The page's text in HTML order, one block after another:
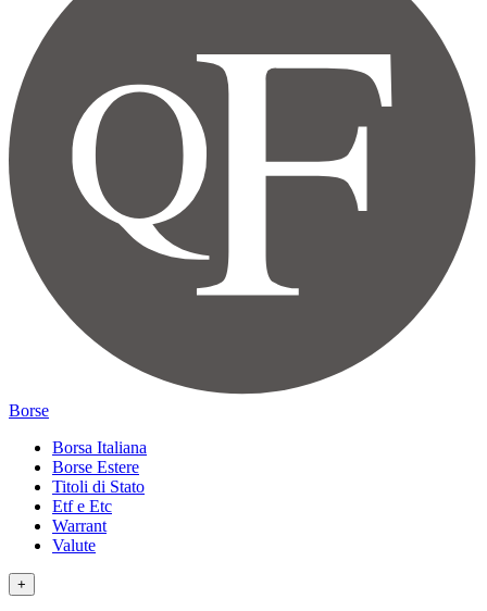
Borse
Borsa Italiana
Borse Estere
Titoli di Stato
Etf e Etc
Warrant
Valute
+